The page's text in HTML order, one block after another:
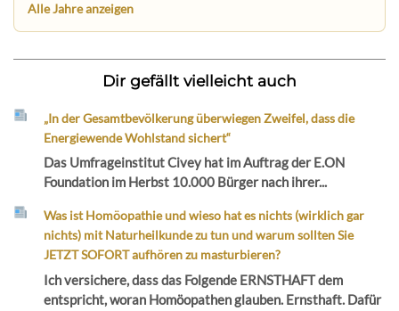
Alle Jahre anzeigen
Dir gefällt vielleicht auch
„In der Gesamtbevölkerung überwiegen Zweifel, dass die
Energiewende Wohlstand sichert“
Das Umfrageinstitut Civey hat im Auftrag der E.ON
Foundation im Herbst 10.000 Bürger nach ihrer...
Was ist Homöopathie und wieso hat es nichts (wirklich gar
nichts) mit Naturheilkunde zu tun und warum sollten Sie
JETZT SOFORT aufhören zu masturbieren?
Ich versichere, dass das Folgende ERNSTHAFT dem
entspricht, woran Homöopathen glauben. Ernsthaft. Dafür